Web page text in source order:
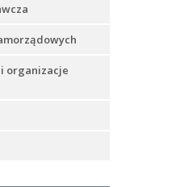
organizacje